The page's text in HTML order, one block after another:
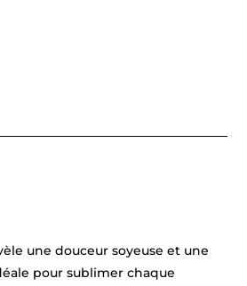
une douceur soyeuse et une
pour sublimer chaque